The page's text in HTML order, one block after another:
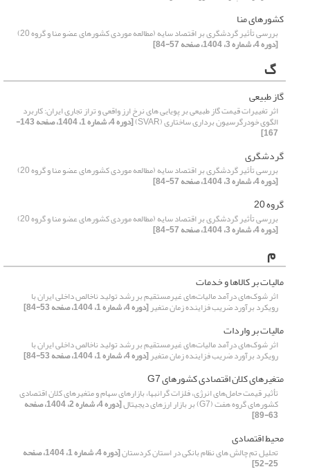
کشورهای منا
بررسی تأثیر گردشگری بر اقتصاد سایه (مطالعه موردی کشورهای عضو منا و گروه 20)
[دوره 4، شماره 3، 1404، صفحه 57-84]
گ
گاز طبیعی
اثر تغییرات قیمت گاز طبیعی بر پویایی های نرخ ارز واقعی و تراز تجاری ایران: کاربرد
الگوی خودرگرسیون برداری ساختاری (SVAR) [دوره 4، شماره 1، 1404، صفحه 143-
167]
گردشگری
بررسی تأثیر گردشگری بر اقتصاد سایه (مطالعه موردی کشورهای عضو منا و گروه 20)
[دوره 4، شماره 3، 1404، صفحه 57-84]
گروه 20
بررسی تأثیر گردشگری بر اقتصاد سایه (مطالعه موردی کشورهای عضو منا و گروه 20)
[دوره 4، شماره 3، 1404، صفحه 57-84]
م
مالیات بر کالاها و خدمات
اثر شوک‌‌های درآمد مالیات‌های غیرمستقیم بر رشد تولید ناخالص داخلی ایران با
رویکرد برآورد ضریب فزاینده زمان متغیر[دوره 4، شماره 1، 1404، صفحه 53-84]
مالیات بر واردات
اثر شوک‌‌های درآمد مالیات‌های غیرمستقیم بر رشد تولید ناخالص داخلی ایران با
رویکرد برآورد ضریب فزاینده زمان متغیر[دوره 4، شماره 1، 1404، صفحه 53-84]
متغیرهای کلان اقتصادی کشورهای G7
تأثیر قیمت‌ حامل‌های انرژی، فلزات گرانبها، بازارهای سهام و متغیرهای کلان اقتصادی
کشورهای گروه هفت (G7) بر بازار ارزهای دیجیتال [دوره 4، شماره 2، 1404، صفحه
63-89]
محیط اقتصادی
تحلیل تم چالش های نظام بانکی در استان کردستان [دوره 4، شماره 1، 1404، صفحه
25-52]